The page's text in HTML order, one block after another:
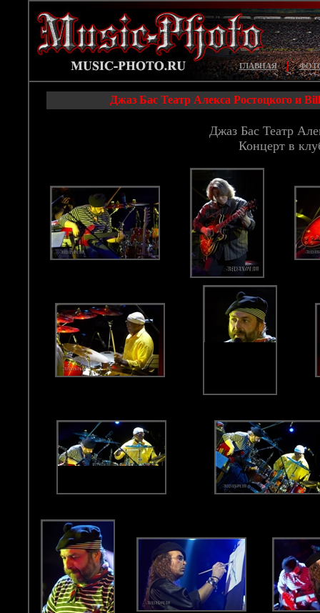
ГЛАВНАЯ |
Джаз Бас Театр Алекса Ростоцкого и
Джаз Бас Театр
Концерт в